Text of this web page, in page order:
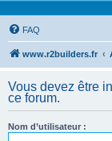
FAQ
www.r2builders.fr
Vous devez être
ce forum.
Nom d’utilisateur :